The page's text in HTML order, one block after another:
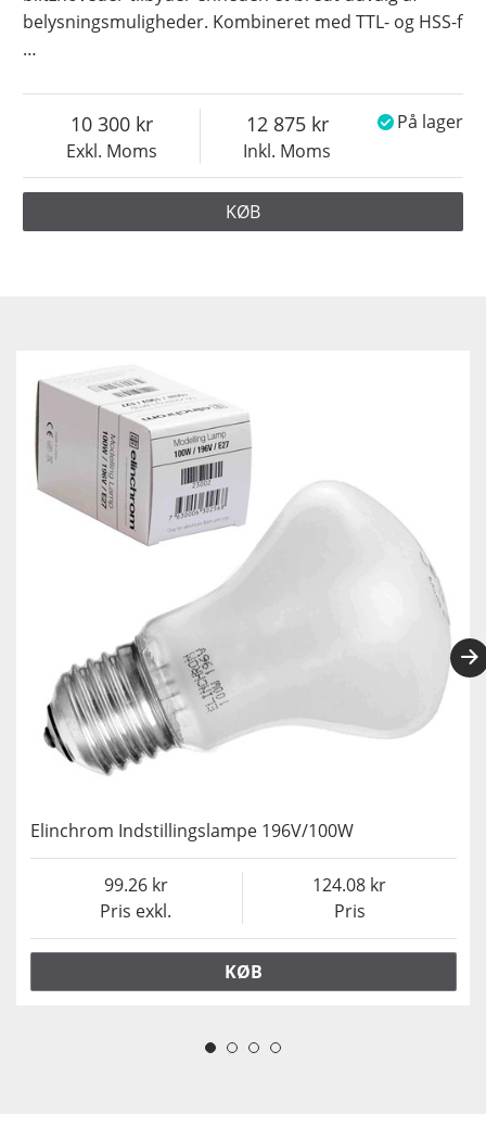
belysningsmuligheder. Kombineret med TTL- og HSS-f
…
Exkl. Moms
10 300
Inkl. Moms
12 875 På lager
KØB
Elinchrom Indstillingslampe 196V/100W
Pris exkl.
99.26
Pris
124.08
KØB